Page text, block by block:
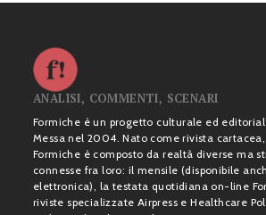
ANALISI, COMMENTI, SCENARI
Formiche è un progetto culturale ed
Messa nel 2004. Nato come rivista
Formiche è composto da realtà diverse ma
connesse fra loro: il mensile (disponibile
elettronica), la testata quotidiana on-line
riviste specializzate Airpress e Healthcare